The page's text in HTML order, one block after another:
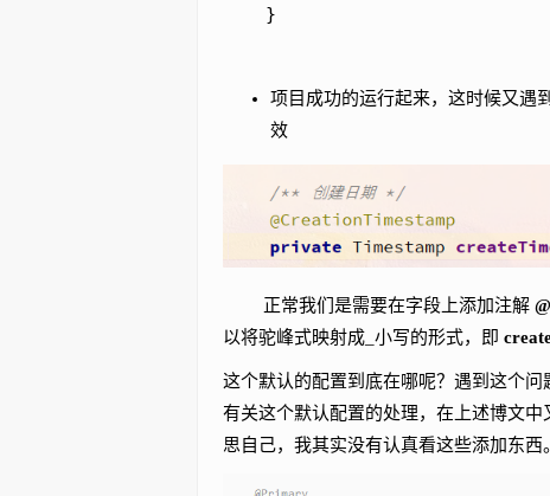
    }
项目成功的运行起来，这时候又遇
效
正常我们是需要在字段上添加注解
以将驼峰式映射成_小写的形式，即
这个默认的配置到底在哪呢？遇到这个问
有关这个默认配置的处理，在上述博文中
思自己，我其实没有认真看这些添加东西。